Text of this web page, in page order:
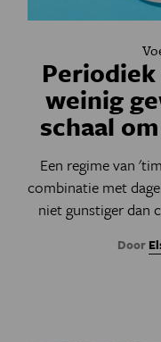
weinig
schaal
Een regime van
combinatie met
niet gunstiger dan
Door